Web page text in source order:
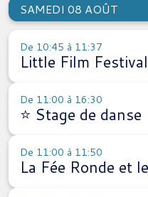
SAMEDI 08 AOÛT
De 10:45 à 11:37
Little Film
De 11:00 à 16:30
⭐ Stage de
De 11:00 à 11:50
La Fée Ronde et